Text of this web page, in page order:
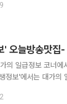
인다. 초밥과 함께 넷플릭스 요리
일급정보 코너에서
정보'에서는 대가
든 면을 손으로 뽑